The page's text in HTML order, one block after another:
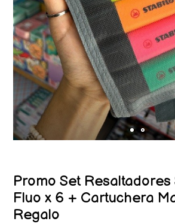
Promo Set Resaltadores
Fluo x 6 + Cartuchera
Regalo